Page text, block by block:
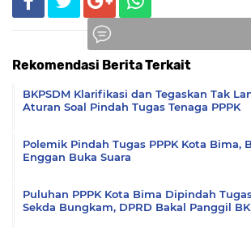
Rekomendasi Berita Terkait
BKPSDM Klarifikasi dan Tegaskan Tak
Aturan Soal Pindah Tugas Tenaga PPPK
Polemik Pindah Tugas PPPK Kota Bima,
Enggan Buka Suara
Puluhan PPPK Kota Bima Dipindah
Sekda Bungkam, DPRD Bakal Panggil